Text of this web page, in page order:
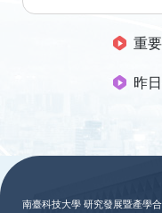
重
昨
南臺科技大學 研究發展暨產學